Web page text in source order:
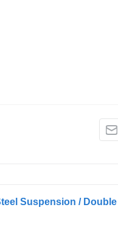
Suspension /